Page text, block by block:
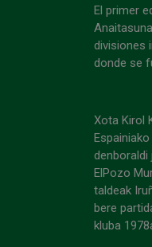
El primer
divisiones
donde se
Xota Kirol
denboraldi
ElPozo
taldeak
bere
kluba